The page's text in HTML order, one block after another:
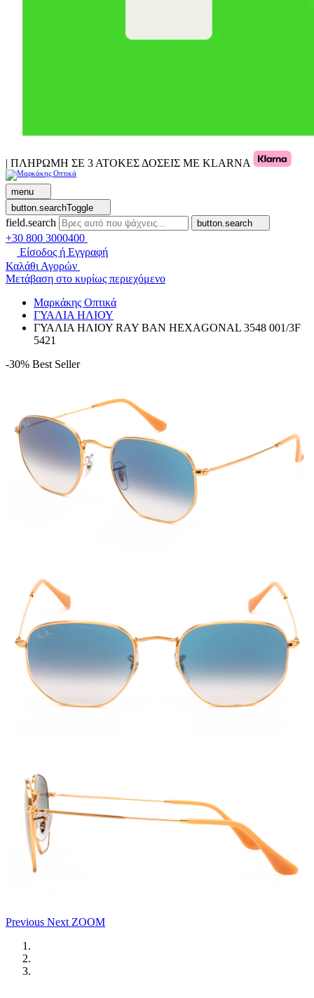
| ΠΛΗΡΩΜΗ ΣΕ 3 ΑΤΟΚΕΣ ΔΟΣΕΙΣ ΜΕ KLARNA
menu
button.searchToggle
field.search button.search
+30 800 3000400
Είσοδος ή Εγγραφή
Καλάθι Αγορών
Μετάβαση στο κυρίως περιεχόμενο
Μαρκάκης Οπτικά
ΓΥΑΛΙΑ ΗΛΙΟΥ
ΓΥΑΛΙΑ ΗΛΙΟΥ RAY BAN HEXAGONAL 3548 001/3F
5421
-30% Best Seller
Previous Next ZOOM